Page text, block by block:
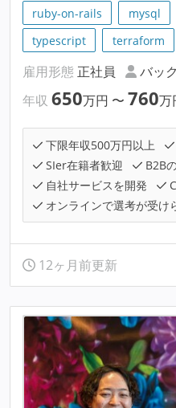
ruby-on-rails mysql
typescript
terraform
雇用形態 正社員 バッ
年収 650万円 〜 760万
下限年収500万円以上
SIer在籍者歓迎
B2B
自社サービスを開発
オンラインで選考が受け
12ヶ月前更新